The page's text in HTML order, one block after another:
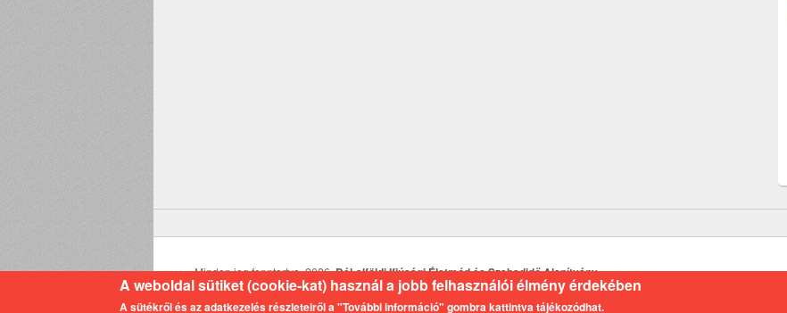
Minden jog fenntartva. 2026,Dél-alföldi Ifjúsági Életmód és Szabadidő Alapítvány
A weboldal sütiket (cookie-kat) használ a jobb felhasználói élmény érdekében
A sütékről és az adatkezelés részleteiről a "További információ" gombra kattintva tájékozódhat.